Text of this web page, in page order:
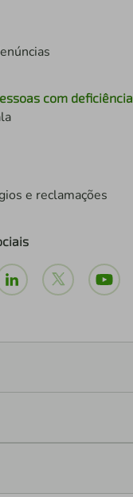
com deficiência
e reclamações